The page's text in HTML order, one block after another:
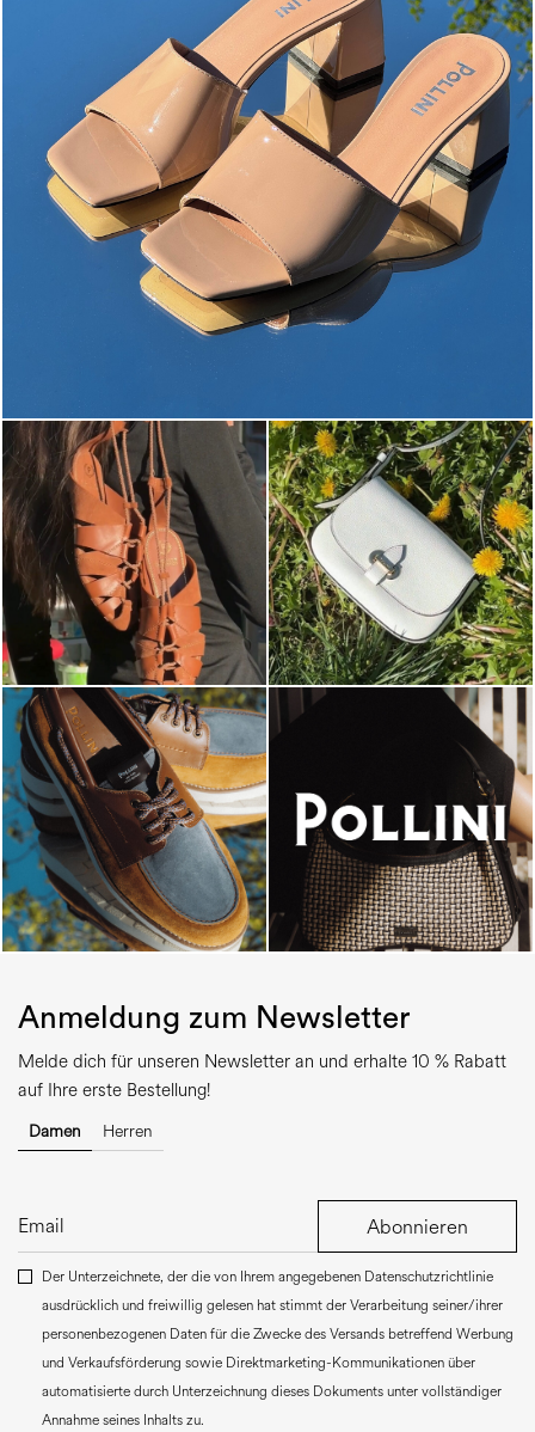
The most-wanted mules and sandals are now on sale. ...
Anmeldung zum Newsletter
Melde dich für unseren Newsletter an und erhalte 10 % Rabatt
auf Ihre erste Bestellung!
Damen Herren
Abonnieren
Der Unterzeichnete, der die von Ihrem angegebenen Datenschutzrichtlinie
ausdrücklich und freiwillig gelesen hat stimmt der Verarbeitung seiner/ihrer
personenbezogenen Daten für die Zwecke des Versands betreffend Werbung
und Verkaufsförderung sowie Direktmarketing-Kommunikationen über
automatisierte durch Unterzeichnung dieses Dokuments unter vollständiger
Annahme seines Inhalts zu.